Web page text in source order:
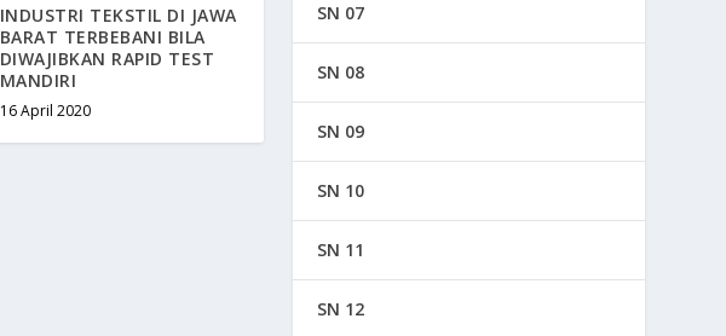
INDUSTRI TEKSTIL DI JAWA
BARAT TERBEBANI BILA
DIWAJIBKAN RAPID TEST
MANDIRI
16 April 2020
SN 07
SN 08
SN 09
SN 10
SN 11
SN 12